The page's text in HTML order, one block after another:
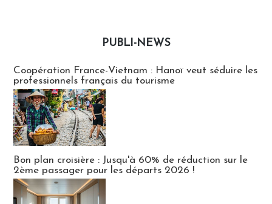
PUBLI-NEWS
Coopération France-Vietnam : Hanoï veut séduire les
professionnels français du tourisme
Bon plan croisière : Jusqu'à 60% de réduction sur le
2ème passager pour les départs 2026 !